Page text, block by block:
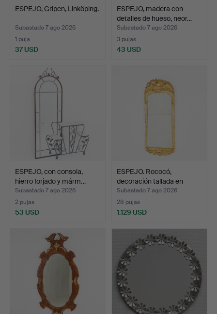
ESPEJO, Gripen, Linköping.
Subastado 7 ago 2026
1 puja
37 USD
ESPEJO, madera con
detalles de hueso, neor…
Subastado 7 ago 2026
3 pujas
43 USD
ESPEJO, con consola,
hierro forjado y márm…
Subastado 7 ago 2026
2 pujas
53 USD
ESPEJO. Rococó,
decoración tallada en
made…
Subastado 7 ago 2026
28 pujas
1.129 USD